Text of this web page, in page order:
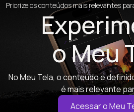
Priorize os conteúdos mais relevantes
o Meu
No Meu Tela, o conteúdo é
é mais relevante
Acessar o Meu